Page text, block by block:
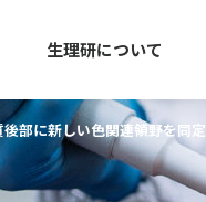
生理研について
部に新しい色関連領野を同定